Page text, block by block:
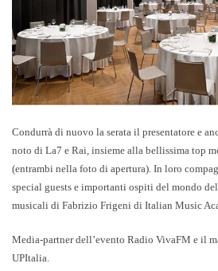
Condurrà di nuovo la serata il presentatore e
noto di La7 e Rai, insieme alla bellissima top
(entrambi nella foto di apertura). In loro
special guests e importanti ospiti del mondo
musicali di Fabrizio Frigeni di Italian Music
Media-partner dell’evento Radio VivaFM e il
UPItalia.